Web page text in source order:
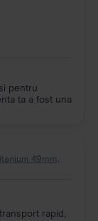
pentru
ta a fost una
49mm,
rapid,